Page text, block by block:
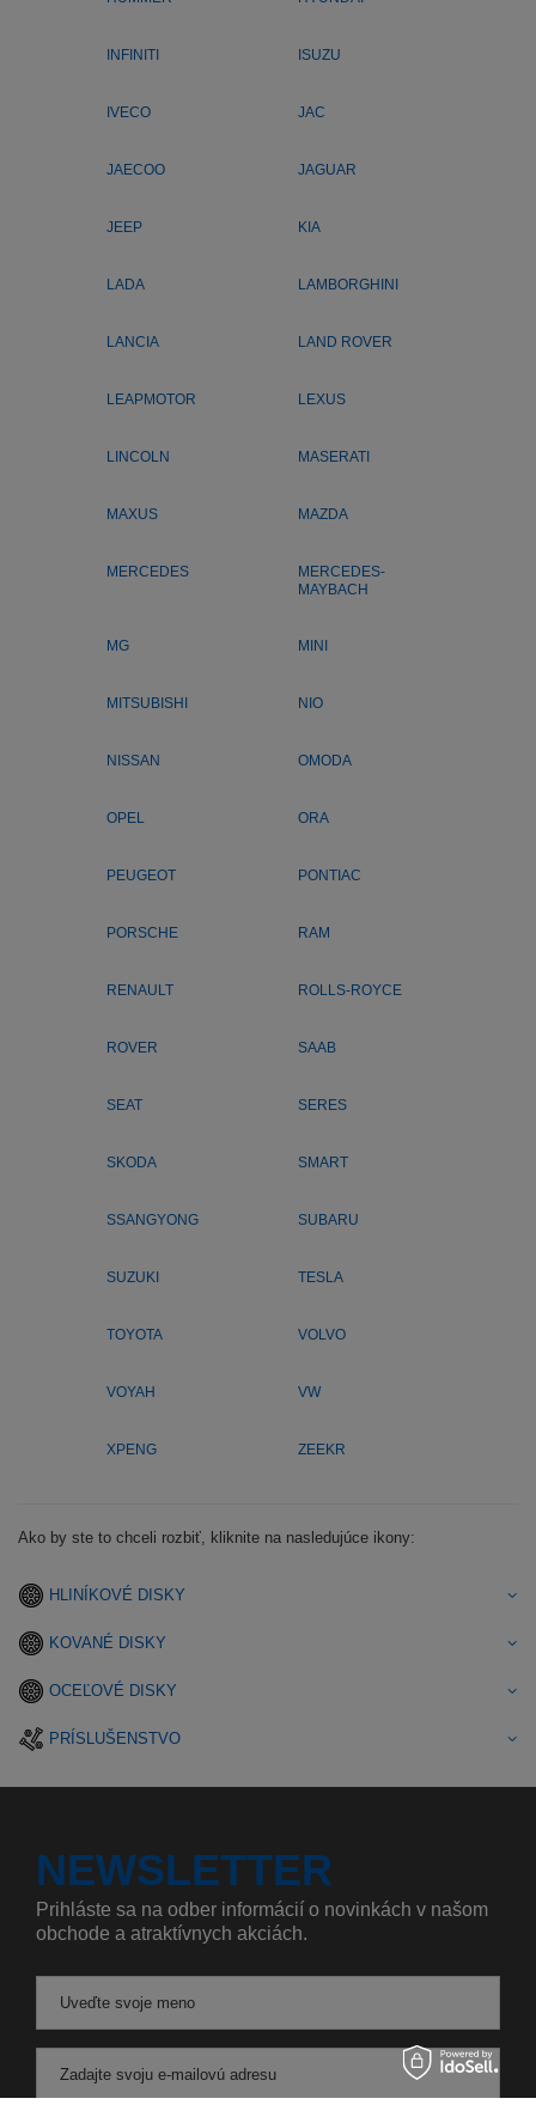
INFINITI ISUZU
IVECO JAC
JAECOO JAGUAR
JEEP KIA
LADA LAMBORGHINI
LANCIA LAND ROVER
LEAPMOTOR LEXUS
LINCOLN MASERATI
MAXUS MAZDA
MERCEDES
MERCEDES-
MAYBACH
MG MINI
MITSUBISHI NIO
NISSAN OMODA
OPEL ORA
PEUGEOT PONTIAC
PORSCHE RAM
RENAULT ROLLS-ROYCE
ROVER SAAB
SEAT SERES
SKODA SMART
SSANGYONG SUBARU
SUZUKI TESLA
TOYOTA VOLVO
VOYAH VW
XPENG ZEEKR
Ako by ste to chceli rozbiť, kliknite na nasledujúce ikony:
HLINÍKOVÉ DISKY
KOVANÉ DISKY
OCEĽOVÉ DISKY
PRÍSLUŠENSTVO
NEWSLETTER
Prihláste sa na odber informácií o novinkách v našom
obchode a atraktívnych akciách.
Uveďte svoje meno
Zadajte svoju e-mailovú adresu